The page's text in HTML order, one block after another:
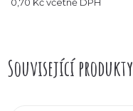
Související produkty